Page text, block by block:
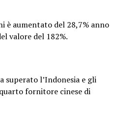
è aumentato del 28,7% anno
valore del 182%.
superato l’Indonesia e gli
fornitore cinese di